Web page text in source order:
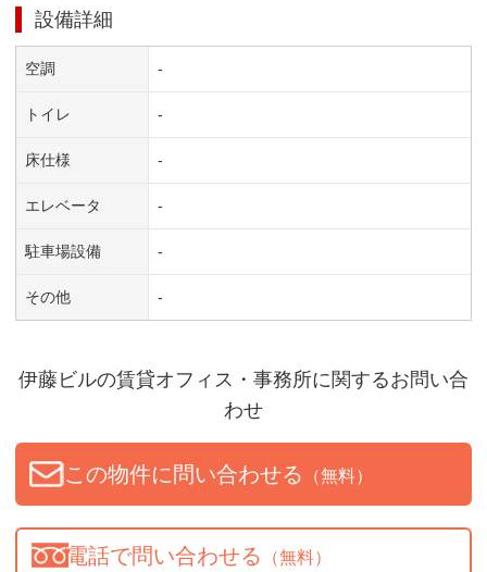
設備詳細
空調 -
トイレ -
床仕様 -
エレベータ -
駐車場設備 -
その他 -
伊藤ビルの賃貸オフィス・事務所に関するお問い合
わせ
この物件に問い合わせる （無料）
電話で問い合わせる （無料）